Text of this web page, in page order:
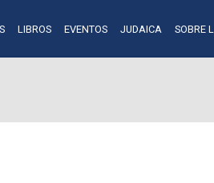
LIBROS EVENTOS JUDAICA SOBRE